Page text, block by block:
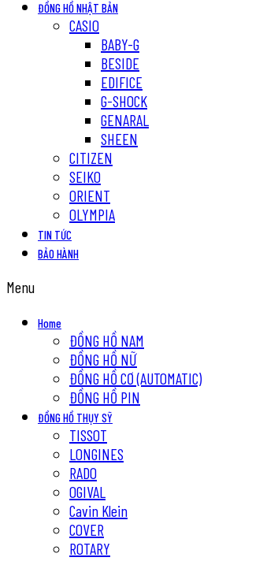
ĐỒNG HỒ NHẬT BẢN
CASIO
BABY-G
BESIDE
EDIFICE
G-SHOCK
GENARAL
SHEEN
CITIZEN
SEIKO
ORIENT
OLYMPIA
TIN TỨC
BẢO HÀNH
Menu
Home
ĐỒNG HỒ NAM
ĐỒNG HỒ NỮ
ĐỒNG HỒ CƠ (AUTOMATIC)
ĐỒNG HỒ PIN
ĐỒNG HỒ THỤY SỸ
TISSOT
LONGINES
RADO
OGIVAL
Cavin Klein
COVER
ROTARY